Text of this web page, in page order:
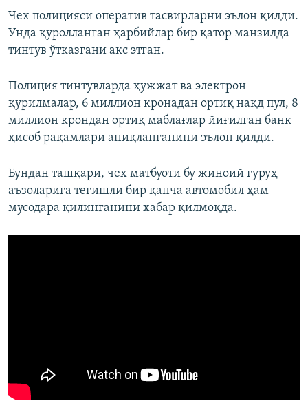
Чех полицияси оператив тасвирларни эълон қилди.
Унда қуролланган ҳарбийлар бир қатор манзилда
тинтув ўтказгани акс этган.
Полиция тинтувларда ҳужжат ва электрон
қурилмалар, 6 миллион кронадан ортиқ нақд пул, 8
миллион крондан ортиқ маблағлар йиғилган банк
ҳисоб рақамлари аниқланганини эълон қилди.
Бундан ташқари, чех матбуоти бу жиноий гуруҳ
аъзоларига тегишли бир қанча автомобил ҳам
мусодара қилинганини хабар қилмоқда.